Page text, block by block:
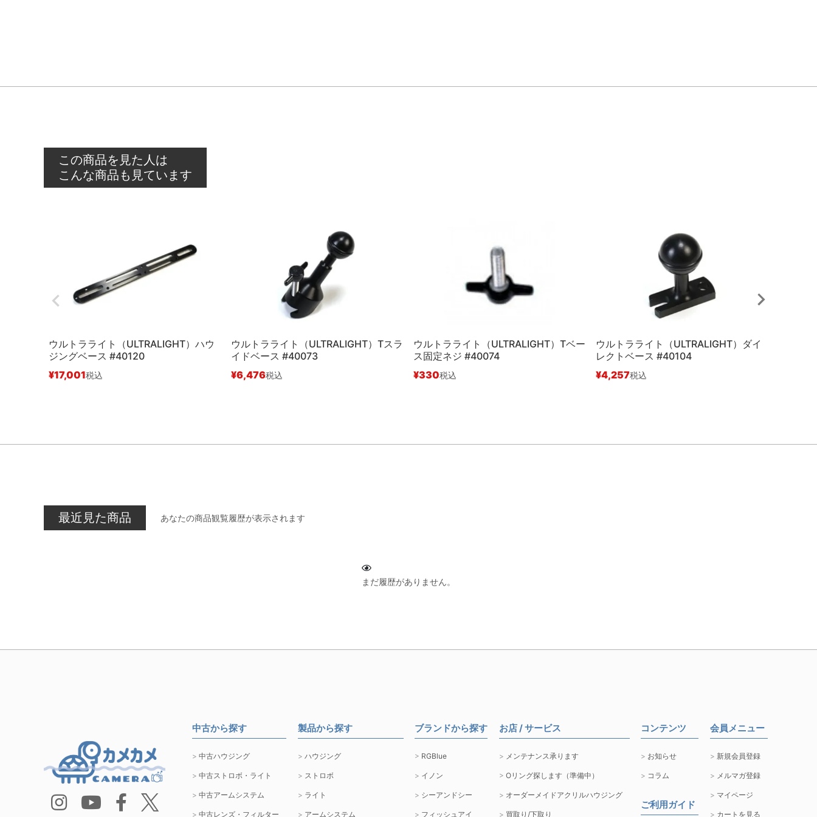
この商品を見た人は
こんな商品も見ています
ウルトラライト（ULTRALIGHT）ハウ
ジングベース #40120
¥17,001税込
ウルトラライト（ULTRALIGHT）Tスラ
イドベース #40073
¥6,476税込
ウルトラライト（ULTRALIGHT）Tベー
ス固定ネジ #40074
¥330税込
ウルトラライト（ULTRALIGHT）ダイ
レクトベース #40104
¥4,257税込
最近見た商品 あなたの商品観覧履歴が表示されます
まだ履歴がありません。
中古から探す
中古ハウジング
中古ストロボ・ライト
中古アームシステム
中古レンズ・フィルター
製品から探す
ハウジング
ストロボ
ライト
アームシステム
ブランドから探す
RGBlue
イノン
シーアンドシー
フィッシュアイ
お店 / サービス
メンテナンス承ります
Oリング探します（準備中）
オーダーメイドアクリルハウジング
買取り/下取り
コンテンツ
お知らせ
コラム
ご利用ガイド
会員メニュー
新規会員登録
メルマガ登録
マイページ
カートを見る